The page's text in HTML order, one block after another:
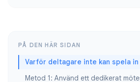
PÅ DEN HÄR SIDAN